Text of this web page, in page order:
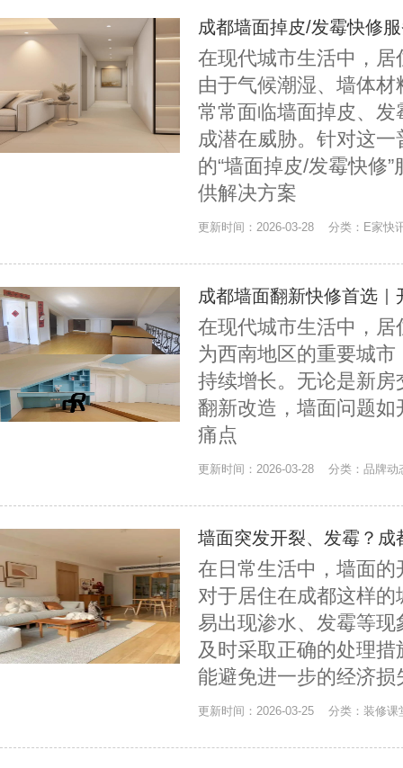
成都墙面掉皮/发霉快修
在现代城市生活中，
由于气候潮湿、墙体
常常面临墙面掉皮、
成潜在威胁。针对这
的“墙面掉皮/发霉快修
供解决方案
更新时间：2026-03-28 分类：E家
成都墙面翻新快修首选
在现代城市生活中，
为西南地区的重要城
持续增长。无论是新
翻新改造，墙面问题
痛点
更新时间：2026-03-28 分类：品牌
墙面突发开裂、发霉？
在日常生活中，墙面
对于居住在成都这样
易出现渗水、发霉等
及时采取正确的处理
能避免进一步的经济损
更新时间：2026-03-25 分类：装修